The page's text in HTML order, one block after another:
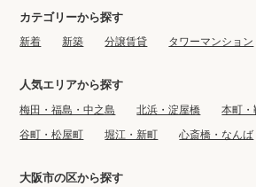
カテゴリーから探す
新着 新築 分譲賃貸 タワーマンション
人気エリアから探す
梅田・福島・中之島 北浜・淀屋橋
本町・
谷町・松屋町
堀江・新町 心斎橋・なんば
大阪市の区から探す